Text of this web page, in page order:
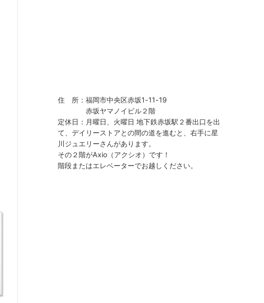
住 所：福岡市中央区赤坂1-11-19
赤坂ヤマノイビル２階
定休日：月曜日、火曜日 地下鉄赤坂駅２番出口を出
て、デイリーストアとの間の道を進むと、右手に星
川ジュエリーさんがあります。
その２階がAxio（アクシオ）です！
階段またはエレベーターでお越しください。